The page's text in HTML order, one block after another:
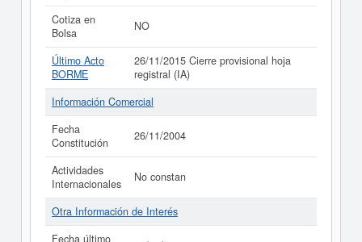
Cotiza en
Bolsa
NO
Último Acto
BORME
26/11/2015 Cierre provisional hoja
registral (IA)
Información Comercial
Fecha
Constitución
26/11/2004
Actividades
Internacionales
No constan
Otra Información de Interés
Fecha último